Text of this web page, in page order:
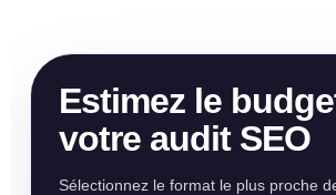
Estimez le
votre audit SEO
Sélectionnez le format le plus proche